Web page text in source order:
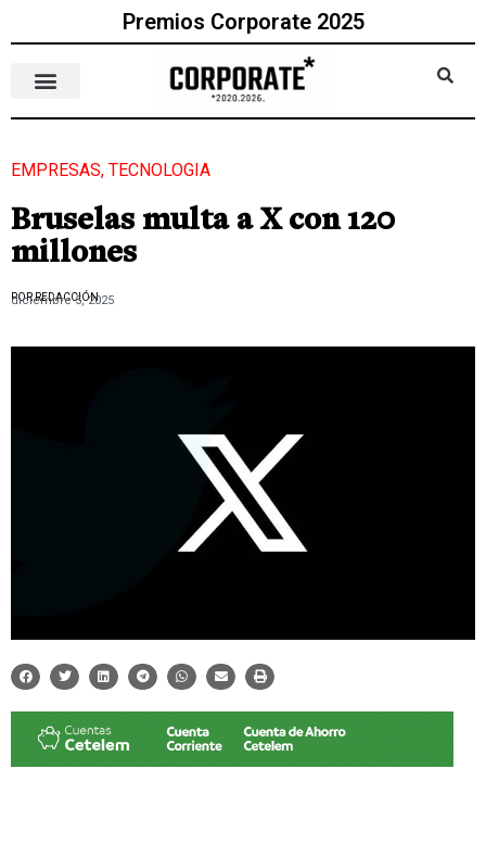
Premios Corporate 2025
EMPRESAS, TECNOLOGIA
Bruselas multa a X con 120
millones
POR REDACCIÓN
diciembre 5, 2025